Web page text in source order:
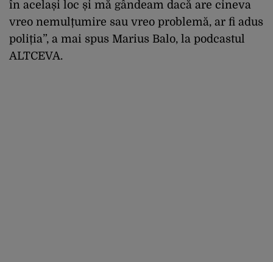
în același loc și mă gândeam dacă are cineva
vreo nemulțumire sau vreo problemă, ar fi adus
poliția”, a mai spus Marius Balo, la podcastul
ALTCEVA.